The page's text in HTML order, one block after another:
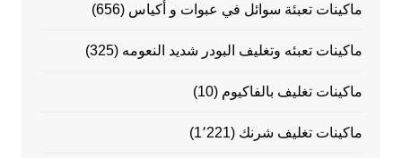
ماكينات تعبئة سوائل في عبوات و أكياس (656)
ماكينات تعبئه وتغليف البودر شديد النعومه (325)
ماكينات تغليف بالفاكيوم (10)
ماكينات تغليف شرنك (1٬221)